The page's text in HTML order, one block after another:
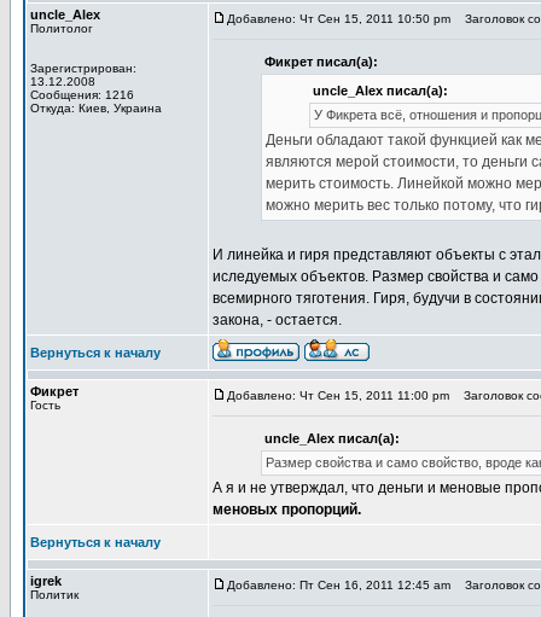
uncle_Alex
Политолог
Зарегистрирован:
13.12.2008
Сообщения: 1216
Откуда: Киев, Украина
Добавлено: Чт Сен 15, 2011 10:50 pm Заголовок
Фикрет писал(а):
uncle_Alex писал(а):
У Фикрета всё, отношения и
Деньги обладают такой функцией как
являются мерой стоимости, то
мерить стоимость. Линейкой можно
можно мерить вес только потому, что
И линейка и гиря представляют объекты с
иследуемых объектов. Размер свойства и
всемирного тяготения. Гиря, будучи в
закона, - остается.
Вернуться к началу
Фикрет
Гость
Добавлено: Чт Сен 15, 2011 11:00 pm Заголовок
uncle_Alex писал(а):
Размер свойства и само свойство, вроде
А я и не утверждал, что деньги и меновые
меновых пропорций.
Вернуться к началу
igrek
Политик
Добавлено: Пт Сен 16, 2011 12:45 am Заголовок